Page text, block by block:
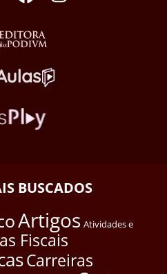
BUSCADOS
Artigos Atividades e
Fiscais
Carreiras